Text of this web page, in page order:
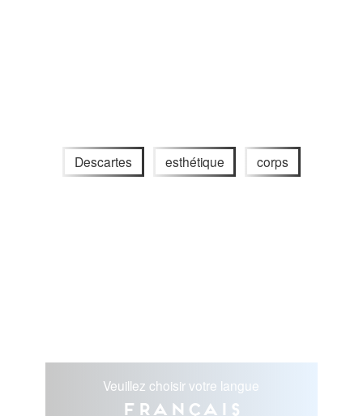
Descartes esthétique corps
Veuillez choisir votre langue
Français